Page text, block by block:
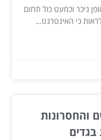
ניכר וכמעט כול תחום
כי האינטרנט...
והחסרונות
בגדים